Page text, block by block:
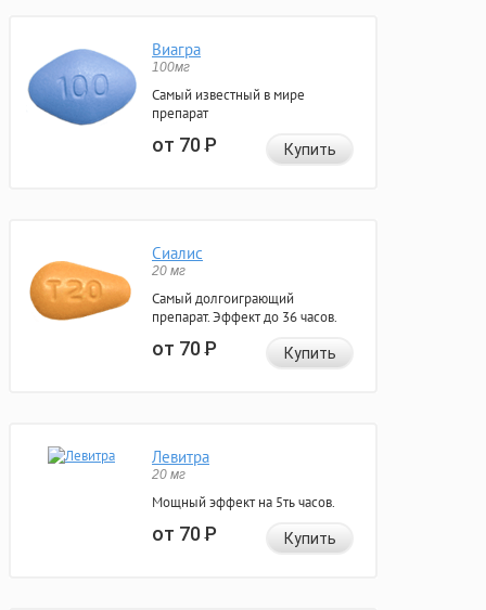
Виагра
100мг
Самый известный в мире
препарат
от 70Р Купить
Сиалис
20 мг
Самый долгоиграющий
препарат. Эффект до 36 часов.
от 70Р Купить
Левитра
20 мг
Мощный эффект на 5ть часов.
от 70Р Купить